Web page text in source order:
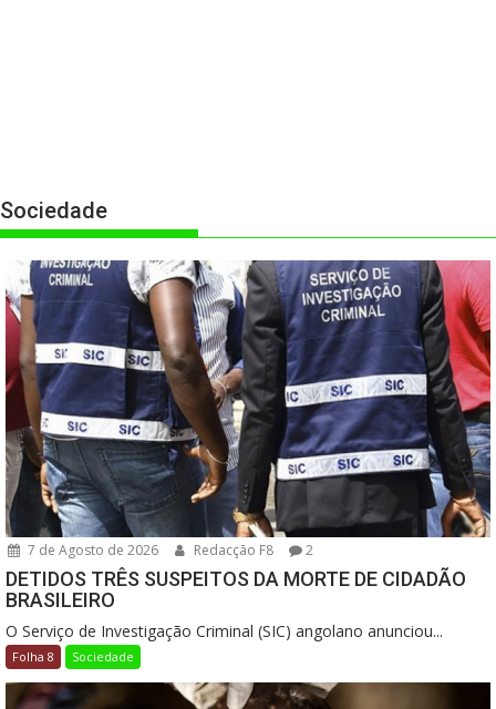
Sociedade
7 de Agosto de 2026 Redacção F8 2
DETIDOS TRÊS SUSPEITOS DA MORTE DE CIDADÃO
BRASILEIRO
O Serviço de Investigação Criminal (SIC) angolano anunciou...
Folha 8 Sociedade